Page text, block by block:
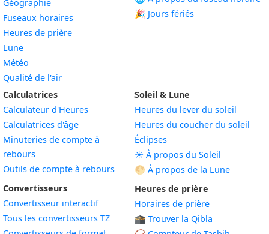
Géographie
Fuseaux horaires
Heures de prière
Lune
Météo
Qualité de l'air
🎉 Jours fériés
Calculatrices
Calculateur d'Heures
Calculatrices d'âge
Minuteries de compte à
rebours
Outils de compte à rebours
Convertisseurs
Convertisseur interactif
Tous les convertisseurs TZ
Soleil & Lune
Heures du lever du soleil
Heures du coucher du soleil
Éclipses
☀️ À propos du Soleil
🌕 À propos de la Lune
Heures de prière
Horaires de prière
🕋 Trouver la Qibla